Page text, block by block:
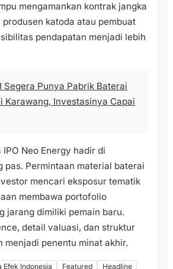
mengamankan kontrak jangka
produsen katoda atau pembuat
pendapatan menjadi lebih
Segera Punya Pabrik Baterai
Karawang, Investasinya Capai
Neo Energy hadir di
pas. Permintaan material baterai
mencari eksposur tematik
membawa portofolio
jarang dimiliki pemain baru.
detail valuasi, dan struktur
menjadi penentu minat akhir.
Efek Indonesia Featured Headline